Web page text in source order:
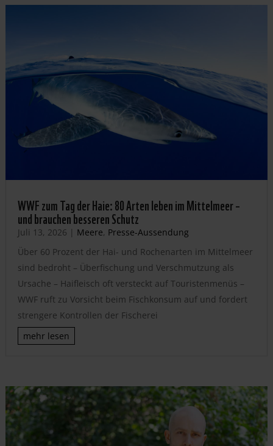
WWF zum Tag der Haie: 80 Arten leben im Mittelmeer –
und brauchen besseren Schutz
Juli 13, 2026 | Meere, Presse-Aussendung
Über 60 Prozent der Hai- und Rochenarten im Mittelmeer
sind bedroht – Überfischung und Verschmutzung als
Ursache – Haifleisch oft versteckt auf Touristenmenüs –
WWF ruft zu Vorsicht beim Fischkonsum auf und fordert
strengere Kontrollen der Fischerei
mehr lesen